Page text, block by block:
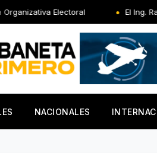
El Ing. Rafael Salazar
NACIONALES